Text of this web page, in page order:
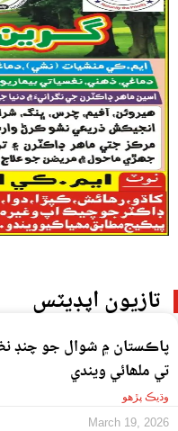
تازيون اپڊيٽس
تي ملھائي ويندي
وڌيڪ پڙهو
March 19, 2026